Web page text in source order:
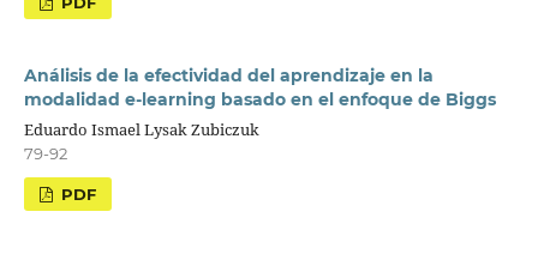
Análisis de la efectividad del aprendizaje en la
modalidad e-learning basado en el enfoque de Biggs
Eduardo Ismael Lysak Zubiczuk
79-92
PDF